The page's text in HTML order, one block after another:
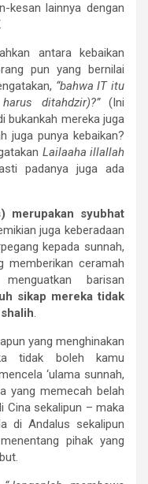
kesan lainnya dengan
antara kebaikan
pun yang bernilai
“bahwa IT itu
ditahdzir)?” (Ini
bukankah mereka juga
juga punya kebaikan?
Lailaaha illallah
padanya juga ada
merupakan syubhat
juga keberadaan
kepada sunnah,
memberikan ceramah
barisan
sikap mereka tidak
.
yang menghinakan
tidak boleh kamu
‘ulama sunnah,
yang memecah belah
Cina sekalipun – maka
di Andalus sekalipun
pihak yang